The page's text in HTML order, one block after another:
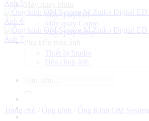
Máy quay DJI
Máy quay Gopro
Máy quay Sony
Thiết bị Studio
Đèn chụp ảnh
Trang chủ Ống kính Ống Kính OM System